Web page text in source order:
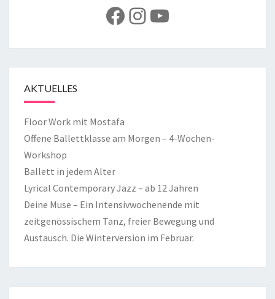
Facebook
Instagram
YouTube
AKTUELLES
Floor Work mit Mostafa
Offene Ballettklasse am Morgen – 4-Wochen-
Workshop
Ballett in jedem Alter
Lyrical Contemporary Jazz – ab 12 Jahren
Deine Muse – Ein Intensivwochenende mit
zeitgenössischem Tanz, freier Bewegung und
Austausch. Die Winterversion im Februar.